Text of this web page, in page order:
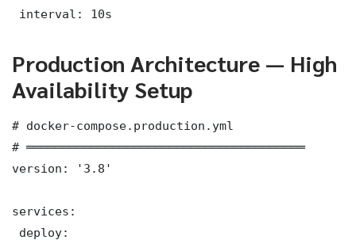
interval: 10s
Production Architecture — High
Availability Setup
# docker-compose.production.yml
# ═══════════════════════════════════════
version: '3.8'
services:
deploy: